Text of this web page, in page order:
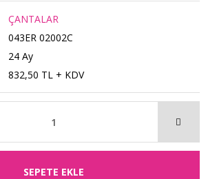
ÇANTALAR
043ER 02002C
24 Ay
832,50 TL + KDV
SEPETE EKLE